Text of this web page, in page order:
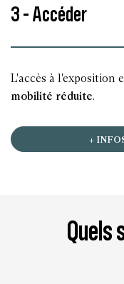
3 - Accéder
L'accès à l'exposition
mobilité réduite.
+